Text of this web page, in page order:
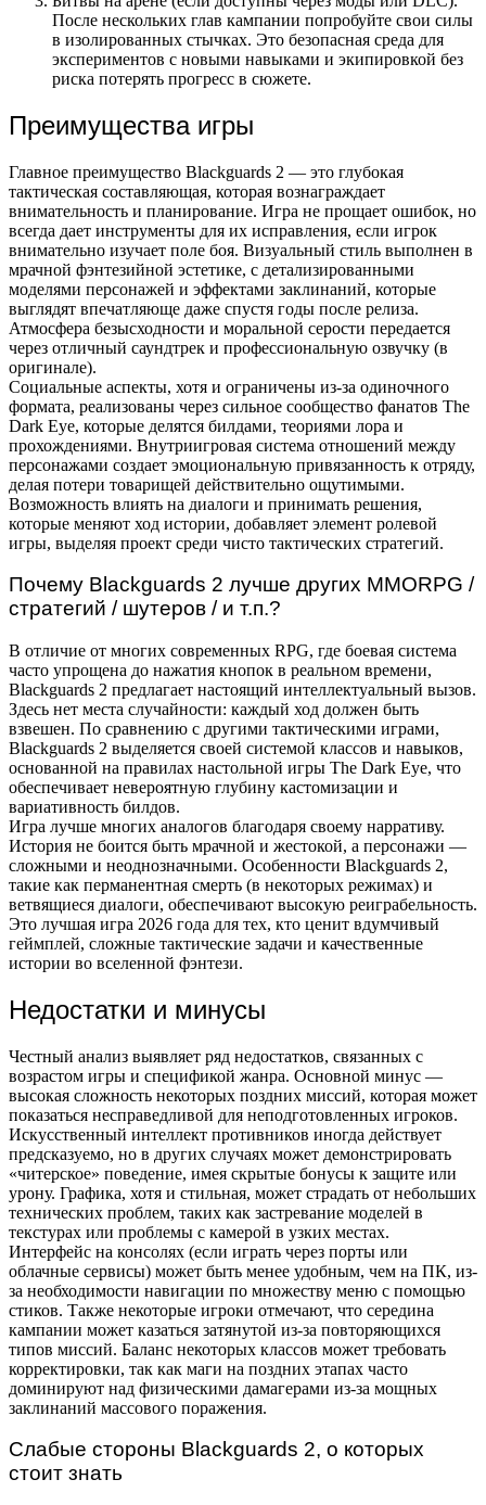
После нескольких глав кампании попробуйте свои силы
в изолированных стычках. Это безопасная среда для
экспериментов с новыми навыками и экипировкой без
риска потерять прогресс в сюжете.
Преимущества игры
Главное преимущество Blackguards 2 — это глубокая
тактическая составляющая, которая вознаграждает
внимательность и планирование. Игра не прощает ошибок, но
всегда дает инструменты для их исправления, если игрок
внимательно изучает поле боя. Визуальный стиль выполнен в
мрачной фэнтезийной эстетике, с детализированными
моделями персонажей и эффектами заклинаний, которые
выглядят впечатляюще даже спустя годы после релиза.
Атмосфера безысходности и моральной серости передается
через отличный саундтрек и профессиональную озвучку (в
оригинале).
Социальные аспекты, хотя и ограничены из-за одиночного
формата, реализованы через сильное сообщество фанатов The
Dark Eye, которые делятся билдами, теориями лора и
прохождениями. Внутриигровая система отношений между
персонажами создает эмоциональную привязанность к отряду,
делая потери товарищей действительно ощутимыми.
Возможность влиять на диалоги и принимать решения,
которые меняют ход истории, добавляет элемент ролевой
игры, выделяя проект среди чисто тактических стратегий.
Почему Blackguards 2 лучше других MMORPG /
стратегий / шутеров / и т.п.?
В отличие от многих современных RPG, где боевая система
часто упрощена до нажатия кнопок в реальном времени,
Blackguards 2 предлагает настоящий интеллектуальный вызов.
Здесь нет места случайности: каждый ход должен быть
взвешен. По сравнению с другими тактическими играми,
Blackguards 2 выделяется своей системой классов и навыков,
основанной на правилах настольной игры The Dark Eye, что
обеспечивает невероятную глубину кастомизации и
вариативность билдов.
Игра лучше многих аналогов благодаря своему нарративу.
История не боится быть мрачной и жестокой, а персонажи —
сложными и неоднозначными. Особенности Blackguards 2,
такие как перманентная смерть (в некоторых режимах) и
ветвящиеся диалоги, обеспечивают высокую реиграбельность.
Это лучшая игра 2026 года для тех, кто ценит вдумчивый
геймплей, сложные тактические задачи и качественные
истории во вселенной фэнтези.
Недостатки и минусы
Честный анализ выявляет ряд недостатков, связанных с
возрастом игры и спецификой жанра. Основной минус —
высокая сложность некоторых поздних миссий, которая может
показаться несправедливой для неподготовленных игроков.
Искусственный интеллект противников иногда действует
предсказуемо, но в других случаях может демонстрировать
«читерское» поведение, имея скрытые бонусы к защите или
урону. Графика, хотя и стильная, может страдать от небольших
технических проблем, таких как застревание моделей в
текстурах или проблемы с камерой в узких местах.
Интерфейс на консолях (если играть через порты или
облачные сервисы) может быть менее удобным, чем на ПК, из-
за необходимости навигации по множеству меню с помощью
стиков. Также некоторые игроки отмечают, что середина
кампании может казаться затянутой из-за повторяющихся
типов миссий. Баланс некоторых классов может требовать
корректировки, так как маги на поздних этапах часто
доминируют над физическими дамагерами из-за мощных
заклинаний массового поражения.
Слабые стороны Blackguards 2, о которых
стоит знать